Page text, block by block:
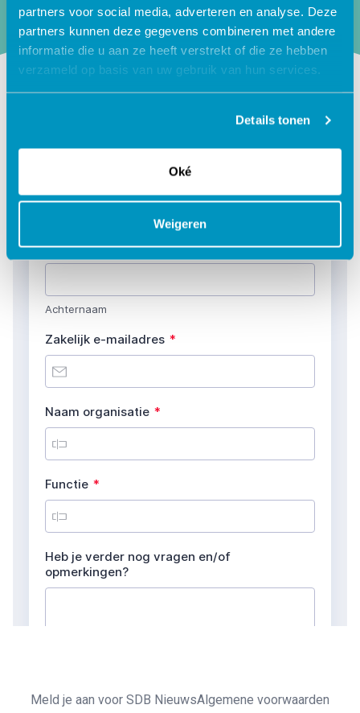
partners voor social media, adverteren en analyse. Deze
partners kunnen deze gegevens combineren met andere
informatie die u aan ze heeft verstrekt of die ze hebben
verzameld op basis van uw gebruik van hun services.
Details tonen
Oké
Weigeren
Meld je aan voor SDB NieuwsAlgemene voorwaarden